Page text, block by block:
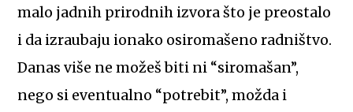
malo jadnih prirodnih izvora što je preostalo
i da izraubaju ionako osiromašeno radništvo.
Danas više ne možeš biti ni “siromašan”,
nego si eventualno “potrebit”, možda i